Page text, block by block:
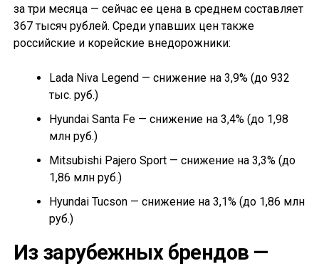
за три месяца — сейчас ее цена в среднем составляет
367 тысяч рублей. Среди упавших цен также
российские и корейские внедорожники:
Lada Niva Legend — снижение на 3,9% (до 932
тыс. руб.)
Hyundai Santa Fe — снижение на 3,4% (до 1,98
млн руб.)
Mitsubishi Pajero Sport — снижение на 3,3% (до
1,86 млн руб.)
Hyundai Tucson — снижение на 3,1% (до 1,86 млн
руб.)
Из зарубежных брендов —